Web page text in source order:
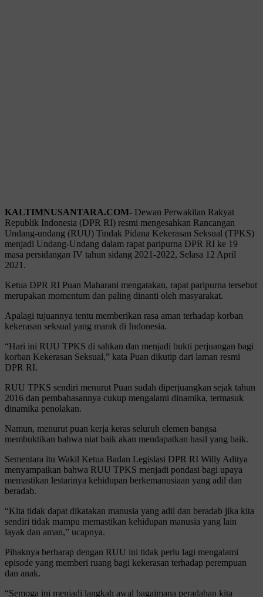
KALTIMNUSANTARA.COM- Dewan Perwakilan Rakyat
Republik Indonesia (DPR RI) resmi mengesahkan Rancangan
Undang-undang (RUU) Tindak Pidana Kekerasan Seksual (TPKS)
menjadi Undang-Undang dalam rapat paripurna DPR RI ke 19
masa persidangan IV tahun sidang 2021-2022, Selasa 12 April
2021.
Ketua DPR RI Puan Maharani mengatakan, rapat paripurna tersebut
merupakan momentum dan paling dinanti oleh masyarakat.
Apalagi tujuannya tentu memberikan rasa aman terhadap korban
kekerasan seksual yang marak di Indonesia.
“Hari ini RUU TPKS di sahkan dan menjadi bukti perjuangan bagi
korban Kekerasan Seksual,” kata Puan dikutip dari laman resmi
DPR RI.
RUU TPKS sendiri menurut Puan sudah diperjuangkan sejak tahun
2016 dan pembahasannya cukup mengalami dinamika, termasuk
dinamika penolakan.
Namun, menurut puan kerja keras seluruh elemen bangsa
membuktikan bahwa niat baik akan mendapatkan hasil yang baik.
Sementara itu Wakil Ketua Badan Legislasi DPR RI Willy Aditya
menyampaikan bahwa RUU TPKS menjadi pondasi bagi upaya
memastikan lestarinya kehidupan berkemanusiaan yang adil dan
beradab.
“Kita tidak dapat dikatakan manusia yang adil dan beradab jika kita
sendiri tidak mampu memastikan kehidupan manusia yang lain
layak dan aman,” ucapnya.
Pihaknya berharap dengan RUU ini tidak perlu lagi mengalami
episode yang memberi ruang bagi kekerasan terhadap perempuan
dan anak.
“Semoga ini menjadi langkah awal bagaimana peradaban kita